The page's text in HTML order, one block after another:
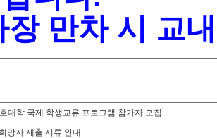
만차 시 교
대학 국제 학생교류 프로그램 참가자 모집
망자 제출 서류 안내